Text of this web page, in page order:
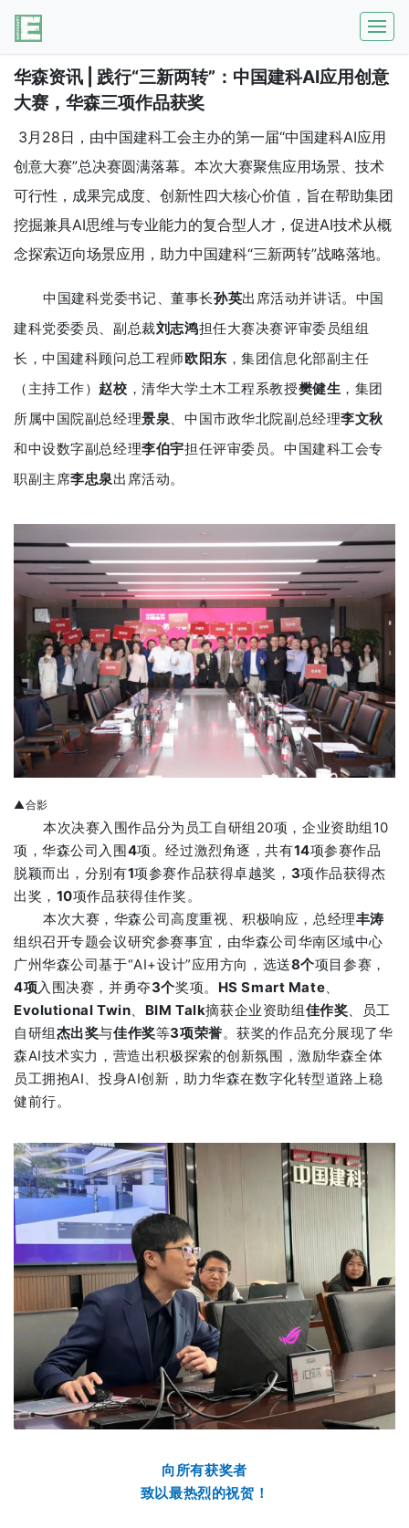
华森资讯 | 践行“三新两转”：中国建科AI应用创意
大赛，华森三项作品获奖
3月28日，由中国建科工会主办的第一届“中国建科AI应用
创意大赛”总决赛圆满落幕。本次大赛聚焦应用场景、技术
可行性，成果完成度、创新性四大核心价值，旨在帮助集团
挖掘兼具AI思维与专业能力的复合型人才，促进AI技术从概
念探索迈向场景应用，助力中国建科“三新两转”战略落地。
中国建科党委书记、董事长孙英出席活动并讲话。中国
建科党委委员、副总裁刘志鸿担任大赛决赛评审委员组组
长，中国建科顾问总工程师欧阳东 ，集团信息化部副主任
（主持工作） 赵校 ，清华大学土木工程系教授樊健生 ，集团
所属中国院副总经理景泉 、中国市政华北院副总经理李文秋
和中设数字副总经理李伯宇担任评审委员。中国建科工会专
职副主席李忠泉出席活动。
▲合影
本次决赛入围作品分为员工自研组20项，企业资助组10
项，华森公司入围4项。经过激烈角逐，共有14项参赛作品
脱颖而出，分别有1项参赛作品获得卓越奖， 3项作品获得杰
出奖， 10项作品获得佳作奖。
本次大赛，华森公司高度重视、积极响应，总经理丰涛
组织召开专题会议研究参赛事宜，由华森公司华南区域中心
广州华森公司基于“AI+设计”应用方向，选送8个项目参赛，
4项入围决赛，并勇夺3个奖项。 HS Smart Mate、
Evolutional Twin、 BIM Talk摘获企业资助组佳作奖、员工
自研组杰出奖与佳作奖等3项荣誉。获奖的作品充分展现了华
森AI技术实力，营造出积极探索的创新氛围，激励华森全体
员工拥抱AI、投身AI创新，助力华森在数字化转型道路上稳
健前行。
向所有获奖者
致以最热烈的祝贺！